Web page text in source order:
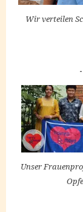
Wir verteilen
Unser